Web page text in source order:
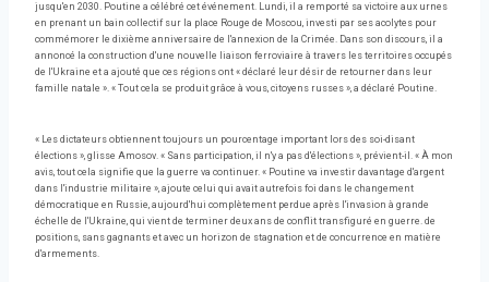
jusqu'en 2030. Poutine a célébré cet événement. Lundi, il a remporté sa victoire aux urnes
en prenant un bain collectif sur la place Rouge de Moscou, investi par ses acolytes pour
commémorer le dixième anniversaire de l'annexion de la Crimée. Dans son discours, il a
annoncé la construction d'une nouvelle liaison ferroviaire à travers les territoires occupés
de l'Ukraine et a ajouté que ces régions ont « déclaré leur désir de retourner dans leur
famille natale ». « Tout cela se produit grâce à vous, citoyens russes », a déclaré Poutine.
« Les dictateurs obtiennent toujours un pourcentage important lors des soi-disant
élections », glisse Amosov. « Sans participation, il n'y a pas d'élections », prévient-il. « À mon
avis, tout cela signifie que la guerre va continuer. « Poutine va investir davantage d'argent
dans l'industrie militaire », ajoute celui qui avait autrefois foi dans le changement
démocratique en Russie, aujourd'hui complètement perdue après l'invasion à grande
échelle de l'Ukraine, qui vient de terminer deux ans de conflit transfiguré en guerre. de
positions, sans gagnants et avec un horizon de stagnation et de concurrence en matière
d'armements.